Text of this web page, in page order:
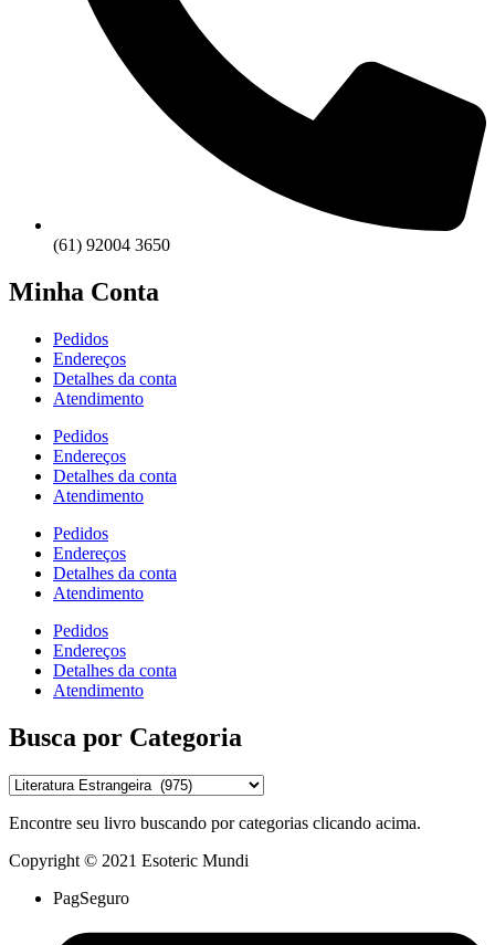
(61) 92004 3650
Minha Conta
Pedidos
Endereços
Detalhes da conta
Atendimento
Pedidos
Endereços
Detalhes da conta
Atendimento
Pedidos
Endereços
Detalhes da conta
Atendimento
Pedidos
Endereços
Detalhes da conta
Atendimento
Busca por Categoria
Encontre seu livro buscando por categorias clicando acima.
Copyright © 2021 Esoteric Mundi
PagSeguro